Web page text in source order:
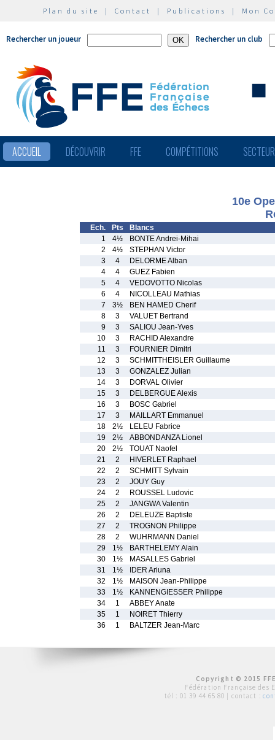
Plan du site | Contact | Publications | Mon
Rechercher un joueur Rechercher un club
ACCUEIL DÉCOUVRIR FFE COMPÉTITIONS
10e
Ech. Pts
Blancs
1
4½
BONTE Andrei-Mihai
2
4½
STEPHAN Victor
3
4
DELORME Alban
4
4
GUEZ Fabien
5
4
VEDOVOTTO Nicolas
6
4
NICOLLEAU Mathias
7
3½
BEN HAMED Cherif
8
3
VALUET Bertrand
9
3
SALIOU Jean-Yves
10
3
RACHID Alexandre
11
3
FOURNIER Dimitri
12
3
SCHMITTHEISLER Guillaume
13
3
GONZALEZ Julian
14
3
DORVAL Olivier
15
3
DELBERGUE Alexis
16
3
BOSC Gabriel
17
3
MAILLART Emmanuel
18
2½
LELEU Fabrice
19
2½
ABBONDANZA Lionel
20
2½
TOUAT Naofel
21
2
HIVERLET Raphael
22
2
SCHMITT Sylvain
23
2
JOUY Guy
24
2
ROUSSEL Ludovic
25
2
JANGWA Valentin
26
2
DELEUZE Baptiste
27
2
TROGNON Philippe
28
2
WUHRMANN Daniel
29
1½
BARTHELEMY Alain
30
1½
MASALLES Gabriel
31
1½
IDER Ariuna
32
1½
MAISON Jean-Philippe
33
1½
KANNENGIESSER Philippe
34
1
ABBEY Anate
35
1
NOIRET Thierry
36
1 BALTZER Jean-Marc
Copyright © 2015
Fédération Française des
tél : 01 39 44 65 80 | contact :